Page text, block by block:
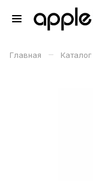
Главная – Каталог